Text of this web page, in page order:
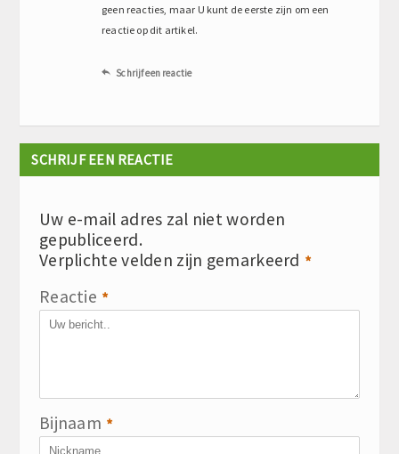
geen reacties, maar U kunt de eerste zijn om een
reactie op dit artikel.
 Schrijf een reactie
SCHRIJF EEN REACTIE
Uw e-mail adres zal niet worden
gepubliceerd.
Verplichte velden zijn gemarkeerd *
Reactie *
Bijnaam *